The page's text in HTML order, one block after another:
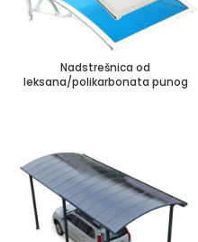
Nadstrešnica od
leksana/polikarbonata punog